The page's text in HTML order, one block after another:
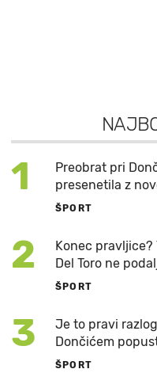
1
Preobrat pri
presenetila z
ŠPORT
2
Konec
Del Toro ne
ŠPORT
3
Je to pravi
Dončićem
ŠPORT